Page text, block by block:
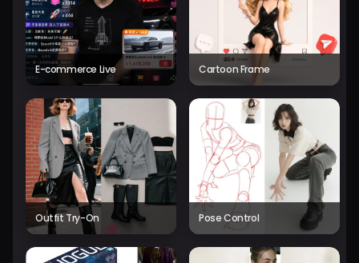
E-commerce Live Cartoon Frame
Outfit Try-On Pose Control